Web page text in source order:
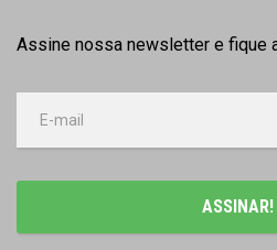
Assine nossa newsletter e fique